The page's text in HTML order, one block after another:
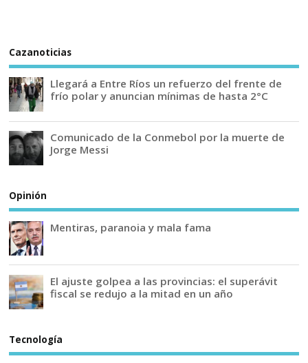
Cazanoticias
Llegará a Entre Ríos un refuerzo del frente de
frío polar y anuncian mínimas de hasta 2°C
Comunicado de la Conmebol por la muerte de
Jorge Messi
Opinión
Mentiras, paranoia y mala fama
El ajuste golpea a las provincias: el superávit
fiscal se redujo a la mitad en un año
Tecnología